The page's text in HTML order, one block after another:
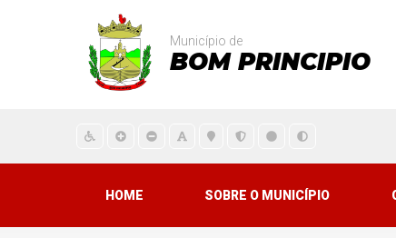
Município de
BOM PRINCIPIO
HOME SOBRE O MUNICÍPIO